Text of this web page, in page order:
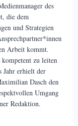
des
die dem
und Strategien
Arbeit kommt.
zu leiten
Jahr erhielt der
Dasch den
Umgang
Redaktion.